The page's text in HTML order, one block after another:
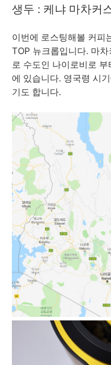
생두 : 케냐 마차커
이번에 로스팅해볼 커피
TOP 뉴크롭입니다. 마
로 수도인 나이로비로
에 있습니다. 영국령 시
기도 합니다.